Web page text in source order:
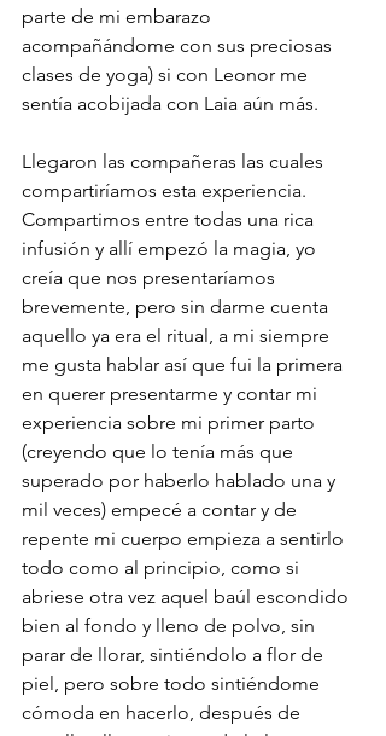
parte de mi embarazo
acompañándome con sus preciosas
clases de yoga) si con Leonor me
sentía acobijada con Laia aún más.
Llegaron las compañeras las cuales
compartiríamos esta experiencia.
Compartimos entre todas una rica
infusión y allí empezó la magia, yo
creía que nos presentaríamos
brevemente, pero sin darme cuenta
aquello ya era el ritual, a mi siempre
me gusta hablar así que fui la primera
en querer presentarme y contar mi
experiencia sobre mi primer parto
(creyendo que lo tenía más que
superado por haberlo hablado una y
mil veces) empecé a contar y de
repente mi cuerpo empieza a sentirlo
todo como al principio, como si
abriese otra vez aquel baúl escondido
bien al fondo y lleno de polvo, sin
parar de llorar, sintiéndolo a flor de
piel, pero sobre todo sintiéndome
cómoda en hacerlo, después de